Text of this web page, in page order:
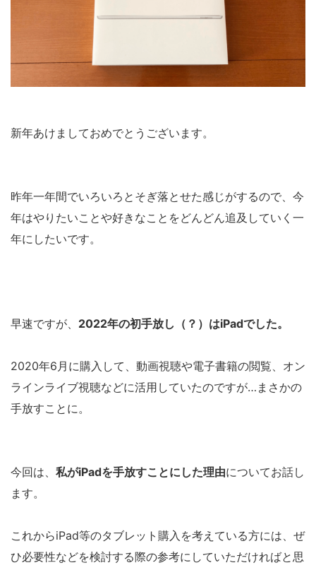
新年あけましておめでとうございます。
昨年一年間でいろいろとそぎ落とせた感じがするので、今
年はやりたいことや好きなことをどんどん追及していく一
年にしたいです。
早速ですが、 2022年の初手放し（？）はiPadでした。
2020年6月に購入して、動画視聴や電子書籍の閲覧、オン
ラインライブ視聴などに活用していたのですが…まさかの
手放すことに。
今回は、 私がiPadを手放すことにした理由についてお話し
ます。
これからiPad等のタブレット購入を考えている方には、ぜ
ひ必要性などを検討する際の参考にしていただければと思